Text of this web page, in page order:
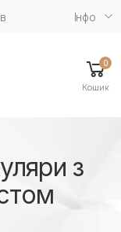
Iнфо
0
Кошик
з